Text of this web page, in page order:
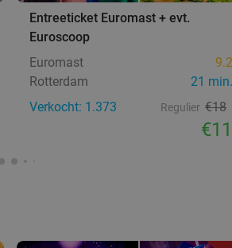
Entreeticket Euromast + evt.
Euroscoop
Euromast
9.2
Rotterdam
21 min.
Verkocht: 1.373
Regulier €18
€11